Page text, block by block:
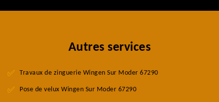
Autres services
Travaux de zinguerie Wingen Sur Moder 67290
Pose de velux Wingen Sur Moder 67290